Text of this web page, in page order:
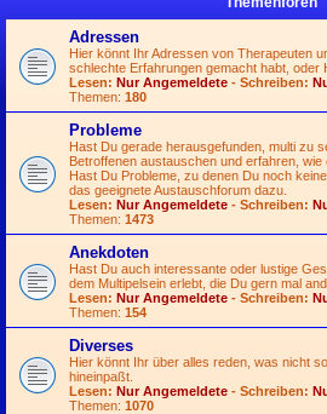
Adressen
Hier könnt Ihr Adressen von Therapeuten
schlechte Erfahrungen gemacht habt, oder
Lesen: Nur Angemeldete - Schreiben:
Themen: 180
Probleme
Hast Du gerade herausgefunden, multi zu
Betroffenen austauschen und erfahren,
Hast Du Probleme, zu denen Du noch
das geeignete Austauschforum dazu.
Lesen: Nur Angemeldete - Schreiben:
Themen: 1473
Anekdoten
Hast Du auch interessante oder lustige
dem Multipelsein erlebt, die Du gern mal
Lesen: Nur Angemeldete - Schreiben:
Themen: 154
Diverses
Hier könnt Ihr über alles reden, was nicht
hineinpaßt.
Lesen: Nur Angemeldete - Schreiben:
Themen: 1070